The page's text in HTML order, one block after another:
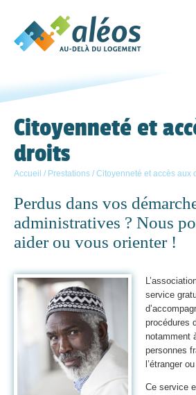
Aléos
Organisation
Prestations
Contact
Citoyenneté et
droits
Accueil / Prestations / Citoyenneté et accès aux
Perdus dans vos
administratives ? Nous
aider ou vous orienter !
service
procédures
notamment
personnes
l’étranger
Ce service